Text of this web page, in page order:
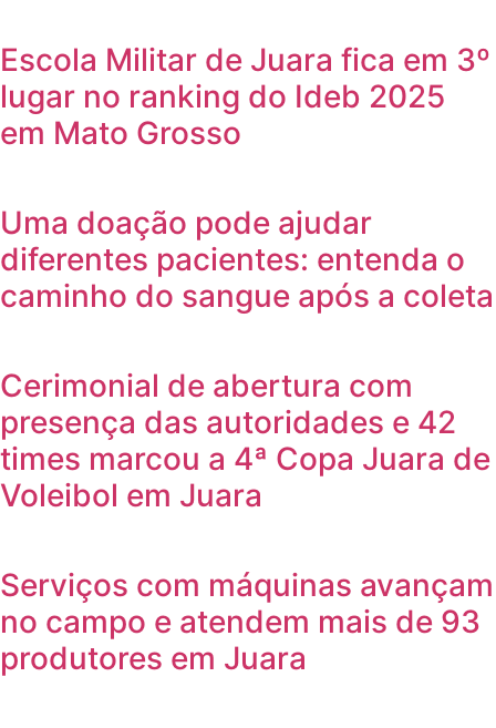
Escola Militar de Juara fica em 3º
lugar no ranking do Ideb 2025
em Mato Grosso
Uma doação pode ajudar
diferentes pacientes: entenda o
caminho do sangue após a coleta
Cerimonial de abertura com
presença das autoridades e 42
times marcou a 4ª Copa Juara de
Voleibol em Juara
Serviços com máquinas avançam
no campo e atendem mais de 93
produtores em Juara